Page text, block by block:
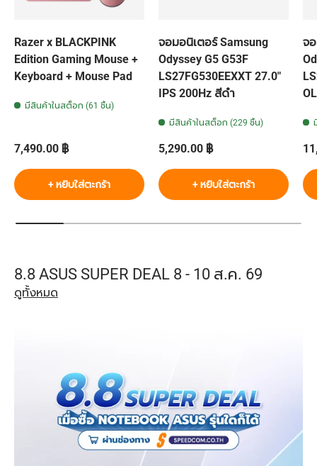
Razer x BLACKPINK
Edition Gaming Mouse +
Keyboard + Mouse Pad
มีสินค้าในสต็อก (61 ชิ้น)
ราคาปกติ
7,490.00 ฿
+ หยิบใส่ตะกร้า
จอมอนิเตอร์ Samsung
Odyssey G5 G53F
LS27FG530EEXXT 27.0"
IPS 200Hz สีดำ
มีสินค้าในสต็อก (229 ชิ้น)
ราคาปกติ
5,290.00 ฿
+ หยิบใส่ตะกร้า
จ
ร
8.8 ASUS SUPER DEAL 8 - 10 ส.ค. 69
ดูทั้งหมด